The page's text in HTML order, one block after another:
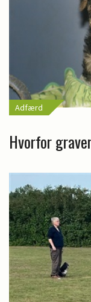
Adfærd
Hvorfor